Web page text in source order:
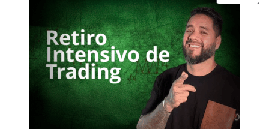
de un
cliente